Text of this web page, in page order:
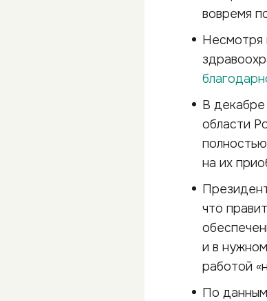
вовремя
Несмотря
В декабре
области
на их
что
и в
работой
По